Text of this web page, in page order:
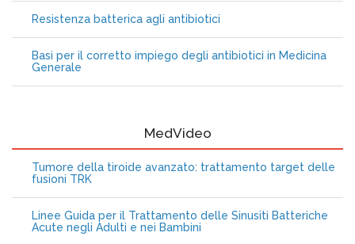
Resistenza batterica agli antibiotici
Basi per il corretto impiego degli antibiotici in Medicina
Generale
MedVideo
Tumore della tiroide avanzato: trattamento target delle
fusioni TRK
Linee Guida per il Trattamento delle Sinusiti Batteriche
Acute negli Adulti e nei Bambini